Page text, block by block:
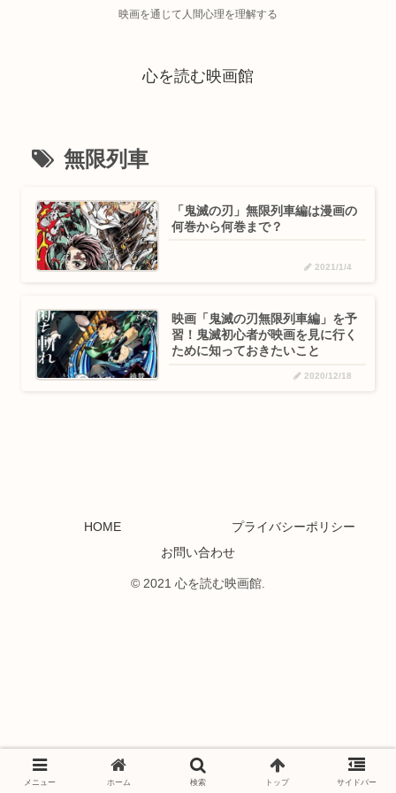
映画を通じて人間心理を理解する
心を読む映画館
無限列車
「鬼滅の刃」無限列車編は漫画の
何巻から何巻まで？
2021/1/4
映画「鬼滅の刃無限列車編」を予
習！鬼滅初心者が映画を見に行く
ために知っておきたいこと
2020/12/18
HOME
プライバシーポリシー
お問い合わせ
© 2021 心を読む映画館.
メニュー ホーム 検索 トップ サイドバー